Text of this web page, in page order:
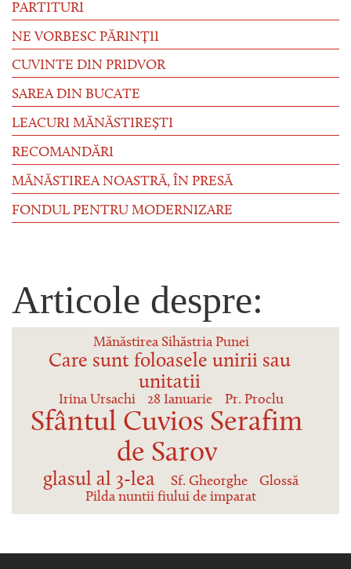
PARTITURI
NE VORBESC PĂRINȚII
CUVINTE DIN PRIDVOR
SAREA DIN BUCATE
LEACURI MĂNĂSTIREȘTI
RECOMANDĂRI
MĂNĂSTIREA NOASTRĂ, ÎN PRESĂ
FONDUL PENTRU MODERNIZARE
Articole despre:
Mănăstirea Sihăstria Punei
Care sunt foloasele unirii sau
unitatii
Irina Ursachi 28 Ianuarie Pr. Proclu
Sfântul Cuvios Serafim
de Sarov
glasul al 3-lea Sf. Gheorghe
Glossă
Pilda nuntii fiului de imparat